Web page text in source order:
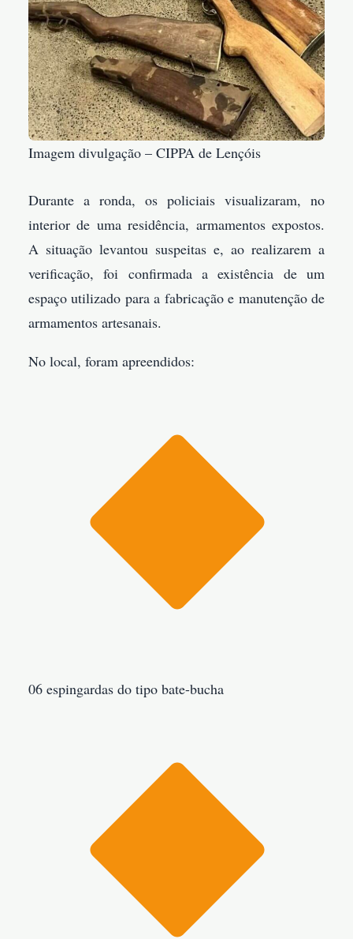
Imagem divulgação – CIPPA de Lençóis
Durante a ronda, os policiais visualizaram, no
interior de uma residência, armamentos expostos.
A situação levantou suspeitas e, ao realizarem a
verificação, foi confirmada a existência de um
espaço utilizado para a fabricação e manutenção de
armamentos artesanais.
No local, foram apreendidos:
06 espingardas do tipo bate-bucha